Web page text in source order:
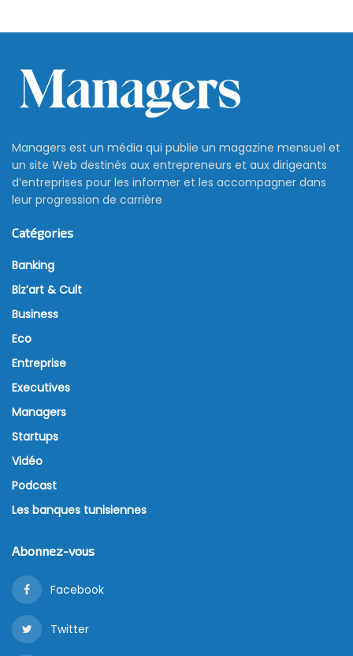
Managers est un média qui publie un magazine mensuel et
un site Web destinés aux entrepreneurs et aux dirigeants
d’entreprises pour les informer et les accompagner dans
leur progression de carrière
Catégories
Banking
Biz’art & Cult
Business
Eco
Entreprise
Executives
Managers
Startups
Vidéo
Podcast
Les banques tunisiennes
Abonnez-vous
Facebook
Twitter